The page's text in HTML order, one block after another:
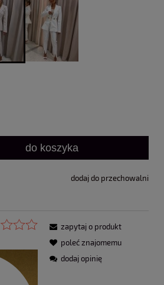
do koszyka
dodaj do przechowalni
zapytaj o produkt
poleć znajomemu
dodaj opinię